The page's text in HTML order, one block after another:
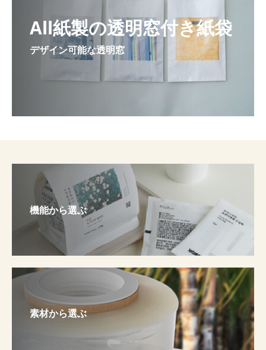
All紙製の透明窓付き紙袋
デザイン可能な透明窓
機能から選ぶ
素材から選ぶ